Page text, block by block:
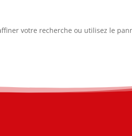
votre recherche ou utilisez le